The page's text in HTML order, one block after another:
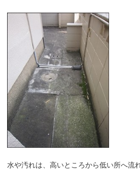
水や汚れは、高いところから低い所へ流